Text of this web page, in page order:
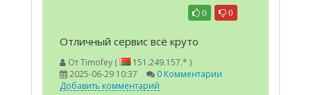
0
0
Отличный сервис всё круто
ОтTimofey (
151.249.157.* )
2025-06-29 10:37
0 Комментарии
Добавить комментарий